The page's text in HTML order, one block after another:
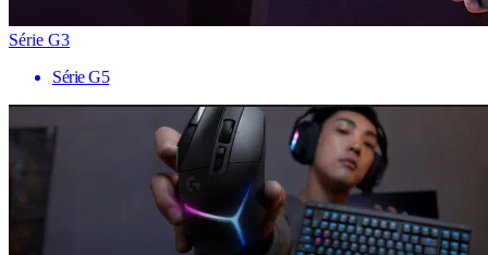
Série G3
Série G5